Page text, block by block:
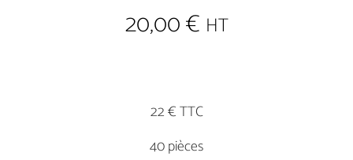
20,00€ HT
22 € TTC
40 pièces